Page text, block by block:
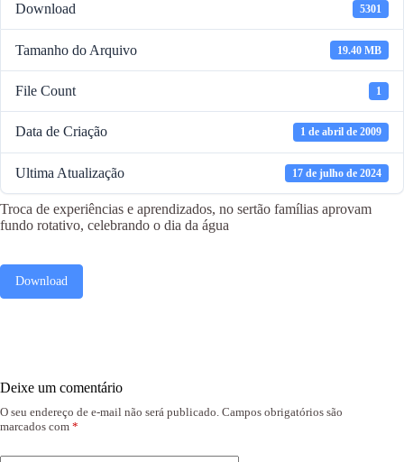
Download 5301
Tamanho do Arquivo 19.40 MB
File Count 1
Data de Criação 1 de abril de 2009
Ultima Atualização 17 de julho de 2024
Troca de experiências e aprendizados, no sertão famílias aprovam
fundo rotativo, celebrando o dia da água
Download
Deixe um comentário
O seu endereço de e-mail não será publicado. Campos obrigatórios são
marcados com *